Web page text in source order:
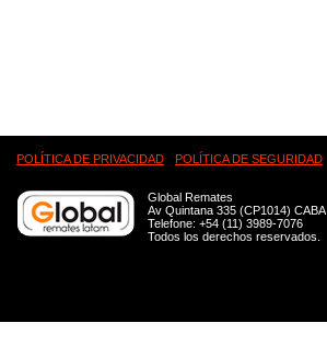
POLÍTICA DE PRIVACIDAD POLÍTICA DE SEGURIDAD
Global Remates
Av Quintana 335 (CP1014) CABA
Telefone: +54 (11) 3989-7076
Todos los derechos reservados.